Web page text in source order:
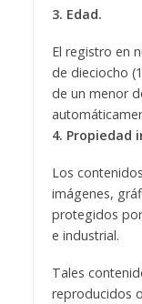
3. Edad.
El registro en
de dieciocho
de un menor
4. Propiedad
Los
imágenes,
protegidos
e industrial.
Tales
reproducidos